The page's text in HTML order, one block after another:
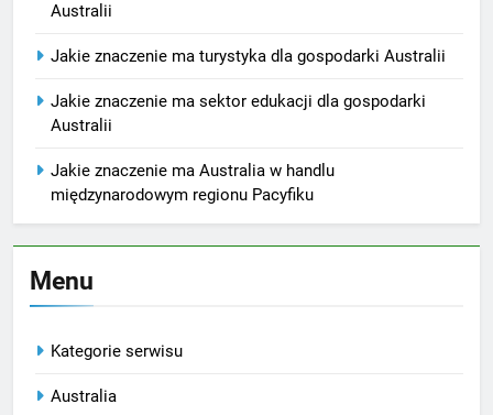
Australii
Jakie znaczenie ma turystyka dla gospodarki Australii
Jakie znaczenie ma sektor edukacji dla gospodarki
Australii
Jakie znaczenie ma Australia w handlu
międzynarodowym regionu Pacyfiku
Menu
Kategorie serwisu
Australia